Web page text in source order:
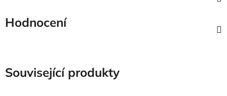
Hodnocení
Související produkty